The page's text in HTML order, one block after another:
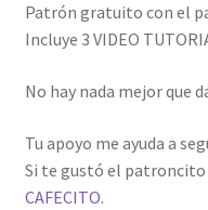
Patrón gratuito con el
Incluye 3 VIDEO
No hay nada mejor que
Tu apoyo me ayuda a
Si te gustó el
CAFECITO.